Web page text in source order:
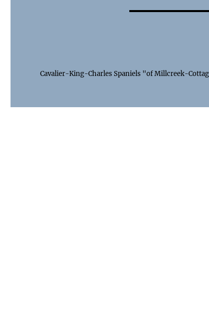
Cavalier-King-Charles Spaniels "of Millcreek-